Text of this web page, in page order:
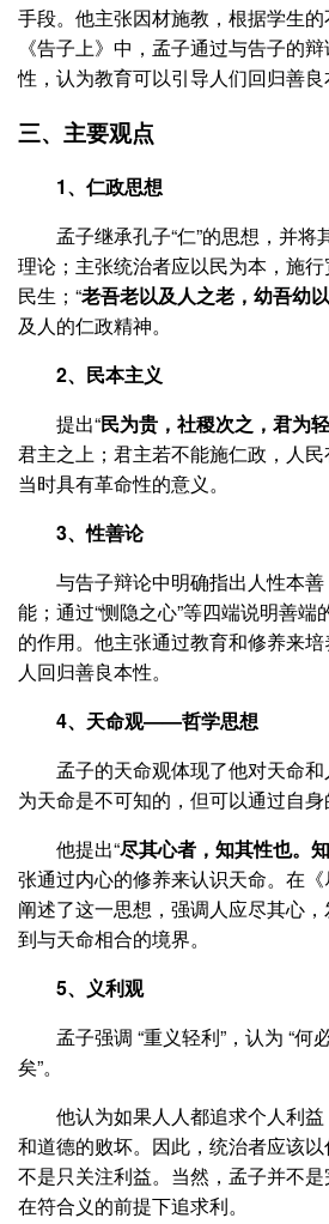
手段。他主张因材施教，根据学生
《告子上》中，孟子通过与告子的
性，认为教育可以引导人们回归善良
三、主要观点
1、仁政思想
孟子继承孔子“仁”的思想，并将
理论；主张统治者应以民为本，施
民生；“老吾老以及人之老，幼吾幼
及人的仁政精神。
2、民本主义
提出“民为贵，社稷次之，君为轻
君主之上；君主若不能施仁政，人
当时具有革命性的意义。
3、性善论
与告子辩论中明确指出人性本
能；通过“恻隐之心”等四端说明善
的作用。他主张通过教育和修养来
人回归善良本性。
4、 天命观——哲学思想
孟子的天命观体现了他对天命
为天命是不可知的，但可以通过自身
他提出“尽其心者，知其性也。
张通过内心的修养来认识天命。在
阐述了这一思想，强调人应尽其心
到与天命相合的境界。
5、义利观
孟子强调 “重义轻利”，认为 “何
矣”。
他认为如果人人都追求个人利
和道德的败坏。因此，统治者应该
不是只关注利益。当然，孟子并不
在符合义的前提下追求利。